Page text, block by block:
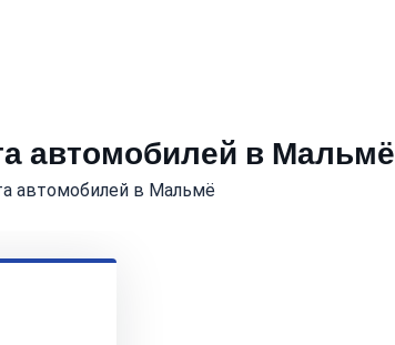
автомобилей в Мальмё
автомобилей в Мальмё